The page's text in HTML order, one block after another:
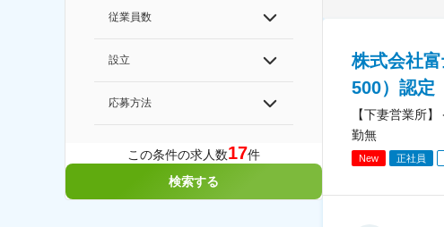
従業員数
設立
応募方法
この条件の求人数17件
検索する
株式会社
500）認定
【下妻営業所
勤無
New 正社員